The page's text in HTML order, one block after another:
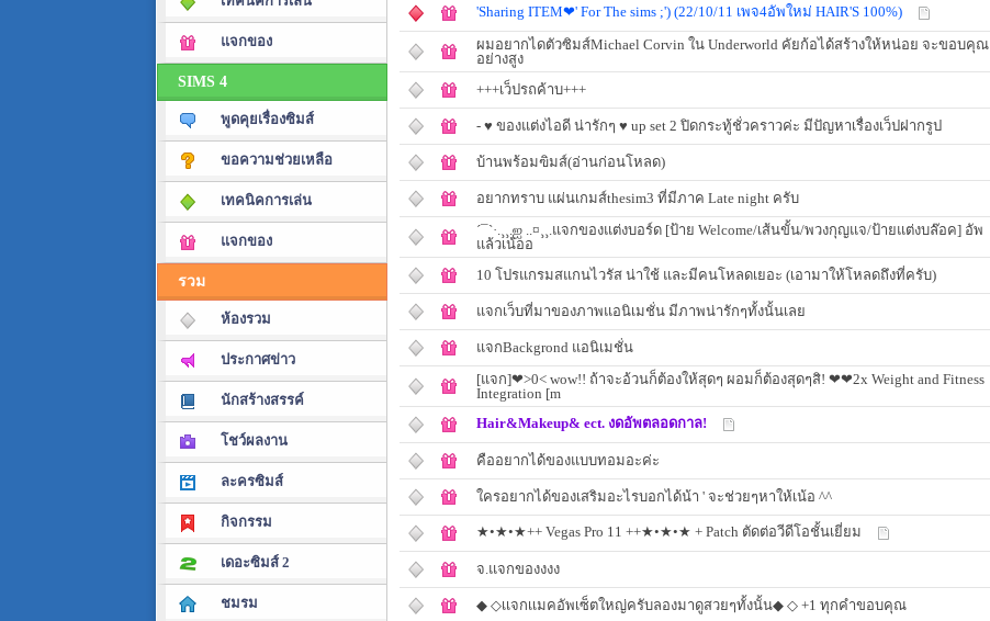
แจกของ
SIMS 4
พูดคุยเรื่องซิมส์
ขอความช่วยเหลือ
เทคนิคการเล่น
แจกของ
รวม
ห้องรวม
ประกาศข่าว
นักสร้างสรรค์
โชว์ผลงาน
ละครซิมส์
กิจกรรม
เดอะซิมส์ 2
ชมรม
'Sharing ITEM❤' For The sims ;') (22/10/11 เพจ4อัพใหม่ HAIR'S 100%)
ผมอยากไดตัวซิมส์Michael Corvin ใน Underworld คัยก้อได้สร้างให้หน่อย จะขอบคุณ
อย่างสูง
+++เว็ปรถค้าบ+++
- ♥ ของแต่งไอดี น่ารักๆ ♥ up set 2 ปิดกระทู้ชั่วคราวค่ะ มีปัญหาเรื่องเว็ปฝากรูป
บ้านพร้อมฃิมส์(อ่านก่อนโหลด)
อยากทราบ แผ่นเกมส์thesim3 ที่มีภาค Late night ครับ
´¯`·.¸¸.ஐ ..¤¸¸.แจกของแต่งบอร์ด [ป้าย Welcome/เส้นขั้น/พวงกุญแจ/ป้ายแต่งบล๊อค] อัพ
แล้วเน้ออ
10 โปรแกรมสแกนไวรัส น่าใช้ และมีคนโหลดเยอะ (เอามาให้โหลดถึงที่ครับ)
แจกเว็บที่มาของภาพแอนิเมชั่น มีภาพน่ารักๆทั้งนั้นเลย
แจกBackgrond แอนิเมชั่น
[แจก]❤>0< wow!! ถ้าจะอ้วนก็ต้องให้สุดๆ ผอมก็ต้องสุดๆสิ! ❤❤2x Weight and Fitness
Integration [m
Hair&Makeup& ect. งดอัพตลอดกาล!
คืออยากได้ของแบบทอมอะค่ะ
ใครอยากได้ของเสริมอะไรบอกได้น้า ' จะช่วยๆหาให้เน้อ ^^
★•★•★++ Vegas Pro 11 ++★•★•★ + Patch ตัดต่อวีดีโอชั้นเยี่ยม
จ.แจกของงงง
◆ ◇เเจกเเมคอัพเซ็ตใหญ่ครับลองมาดูสวยๆทั้งนั้น◆ ◇ +1 ทุกคำขอบคุณ